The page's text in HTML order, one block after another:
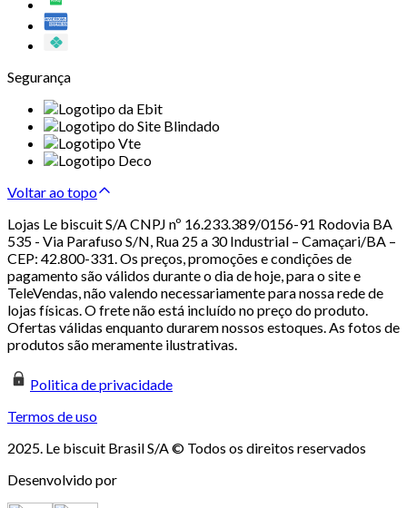
Segurança
Voltar ao topo
Lojas Le biscuit S/A CNPJ nº 16.233.389/0156-91 Rodovia BA
535 - Via Parafuso S/N, Rua 25 a 30 Industrial – Camaçari/BA –
CEP: 42.800-331. Os preços, promoções e condições de
pagamento são válidos durante o dia de hoje, para o site e
TeleVendas, não valendo necessariamente para nossa rede de
lojas físicas. O frete não está incluído no preço do produto.
Ofertas válidas enquanto durarem nossos estoques. As fotos de
produtos são meramente ilustrativas.
Politica de privacidade
Termos de uso
2025. Le biscuit Brasil S/A © Todos os direitos reservados
Desenvolvido por